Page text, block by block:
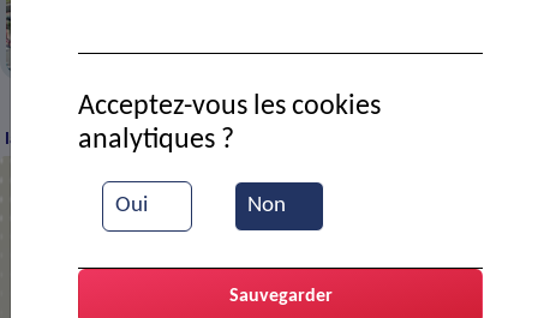
aérienne de la ville
> Actualités > Vigilance orange pluie-inondation dans
la Drôme
Vigilance orange pluie-inondation
dans la Drôme
Oui Non
Acceptez-vous les cookies
analytiques ?
Sauvegarder